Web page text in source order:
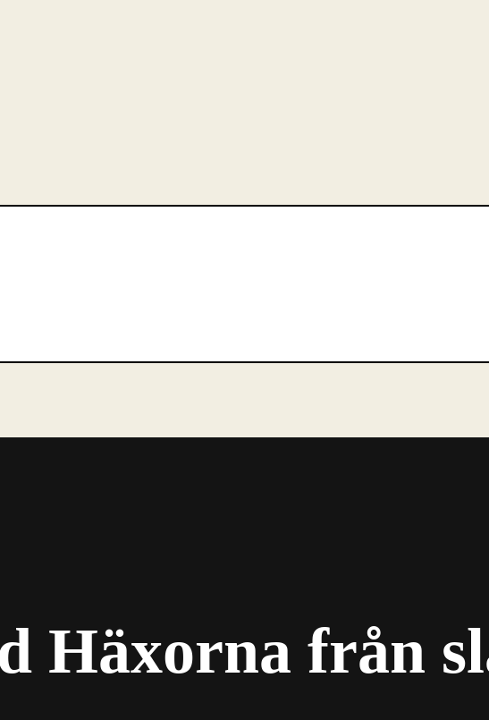
Häxorna från